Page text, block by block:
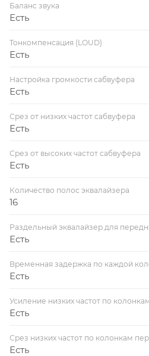
Баланс звука
Есть
Тонкомпенсация (LOUD)
Есть
Настройка громкости сабвуфера
Есть
Срез от низких частот сабвуфера
Есть
Срез от высоких частот сабвуфера
Есть
Количество полос эквалайзера
16
Раздельный эквалайзер для
Есть
Временная задержка по каждой
Есть
Усиление низких частот по
Есть
Срез низких частот по колонкам
Есть